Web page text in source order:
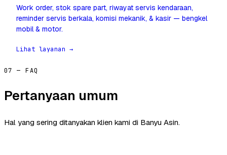
Work order, stok spare part, riwayat servis kendaraan,
reminder servis berkala, komisi mekanik, & kasir — bengkel
mobil & motor.
Lihat layanan →
07 — FAQ
Pertanyaan umum
Hal yang sering ditanyakan klien kami di Banyu Asin.